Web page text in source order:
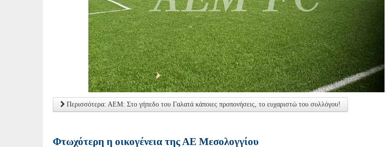
Περισσότερα: ΑΕΜ: Στο γήπεδο του Γαλατά κάποιες προπονήσεις, το ευχαριστώ του συλλόγου!
Φτωχότερη η οικογένεια της ΑΕ Μεσολογγίου